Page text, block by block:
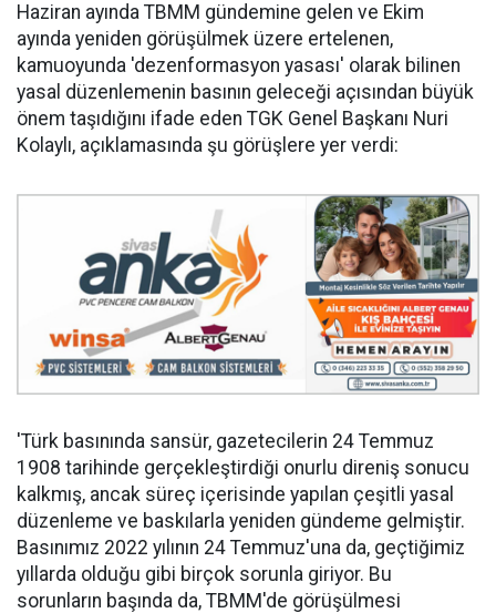
Haziran ayında TBMM gündemine gelen ve Ekim
ayında yeniden görüşülmek üzere ertelenen,
kamuoyunda 'dezenformasyon yasası' olarak bilinen
yasal düzenlemenin basının geleceği açısından büyük
önem taşıdığını ifade eden TGK Genel Başkanı Nuri
Kolaylı, açıklamasında şu görüşlere yer verdi:
'Türk basınında sansür, gazetecilerin 24 Temmuz
1908 tarihinde gerçekleştirdiği onurlu direniş sonucu
kalkmış, ancak süreç içerisinde yapılan çeşitli yasal
düzenleme ve baskılarla yeniden gündeme gelmiştir.
Basınımız 2022 yılının 24 Temmuz'una da, geçtiğimiz
yıllarda olduğu gibi birçok sorunla giriyor. Bu
sorunların başında da, TBMM'de görüşülmesi